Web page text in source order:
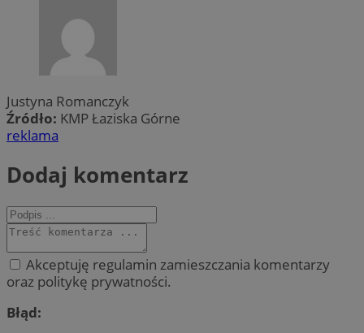
Justyna Romanczyk
Źródło: KMP Łaziska Górne
reklama
Dodaj komentarz
Akceptuję regulamin zamieszczania komentarzy
oraz politykę prywatności.
Błąd: